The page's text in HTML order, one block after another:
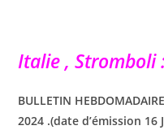
Italie , Stromboli
BULLETIN
2024 .(date d’émission 16